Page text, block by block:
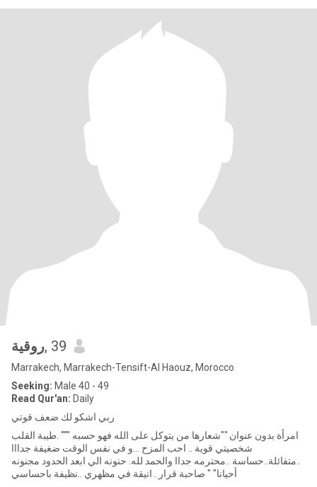
روقية, 39
Marrakech, Marrakech-Tensift-Al Haouz, Morocco
Seeking: Male 40 - 49
Read Qur'an: Daily
ربي اشكو لك ضعف قوتي
امرأة بدون عنوان ""شعارها من يتوكل على الله فهو حسبه """ .طيبة القلب
شخصيتي قوية .. احب المزح ...و في نفس الوقت ضغيفة جدااا
..متفائلة..حساسة ..محترمه جداا والحمد لله. حنونه الي ابعد الحدود مجنونه
أحيانا" " صاحبة قرار . انيقة في مظهري ..نظيفة باحساسي